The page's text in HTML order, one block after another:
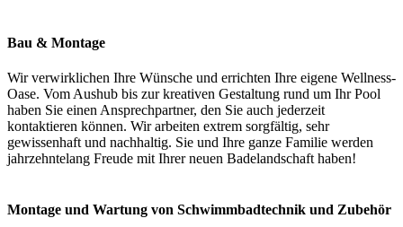
Bau & Montage
Wir verwirklichen Ihre Wünsche und errichten Ihre eigene Wellness-
Oase. Vom Aushub bis zur kreativen Gestaltung rund um Ihr Pool
haben Sie einen Ansprechpartner, den Sie auch jederzeit
kontaktieren können. Wir arbeiten extrem sorgfältig, sehr
gewissenhaft und nachhaltig. Sie und Ihre ganze Familie werden
jahrzehntelang Freude mit Ihrer neuen Badelandschaft haben!
Montage und Wartung von Schwimmbadtechnik und Zubehör